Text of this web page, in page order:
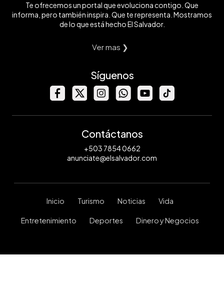
Te ofrecemos un portal que evoluciona contigo. Que
informa, pero también inspira. Que te representa. Mostramos
de lo que está hecho El Salvador.
Ver mas ❯
Síguenos
Contáctanos
+503 7854 0662
anunciate@elsalvador.com
Inicio Turismo Noticias Vida
Entretenimiento Deportes Dinero y Negocios